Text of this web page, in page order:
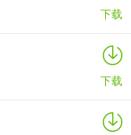
下载
下载